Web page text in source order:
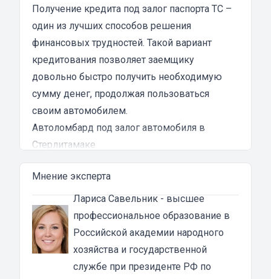
Никакого профессионализма и
Разочарование и раздражение - это все, что я
испытал в результате этого кредита...
Получение кредита под залог паспорта ТС –
один из лучших способов решения
финансовых трудностей. Такой вариант
кредитования позволяет заемщику
довольно быстро получить необходимую
сумму денег, продолжая пользоваться
своим автомобилем.
Автоломбард под залог автомобиля в
Стерлитамаке
Автоломбард представляет собой кредитное
учреждение, которое выдает денежные
ссуды под залог паспорта ТС или самого
автомобиля. В роли актива в таком
ломбарде выступает ТС. Сумма автозайма
зависит от марки, модели и возраста
автотранспорта. В каждом случае она
Мнение эксперта
Лариса Савельник- высшее
профессиональное образование в
Российской академии народного
хозяйства и государственной
службе при президенте РФ по